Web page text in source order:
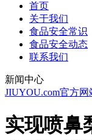
首页
关于我们
食品安全常识
食品安全动态
联系我们
新闻中心
JIUYOU.com官方网
实现喷鼻